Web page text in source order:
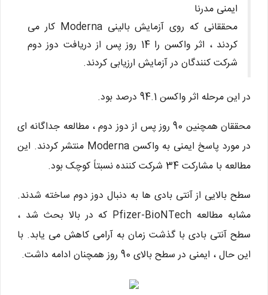
ایمنی مدرنا
محققانی که روی آزمایش بالینی Moderna کار می
کردند ، اثر واکسن را 14 روز پس از دریافت دوز دوم
شرکت کنندگان در آزمایش ارزیابی کردند.
در این مرحله اثر واکسن 94.1 درصد بود.
محققان همچنین 90 روز پس از دوز دوم ، مطالعه جداگانه ای
در مورد پاسخ ایمنی به واکسن Moderna منتشر کردند. این
مطالعه با مشارکت 34 شرکت کننده نسبتاً کوچک بود.
سطح بالایی از آنتی بادی ها به دنبال دوز دوم ساخته شدند.
مشابه مطالعه Pfizer-BioNTech که در بالا بحث شد ،
سطح آنتی بادی با گذشت زمان به آرامی کاهش می یابد. با
این حال ، ایمنی در سطح بالای 90 روز همچنان ادامه داشت.